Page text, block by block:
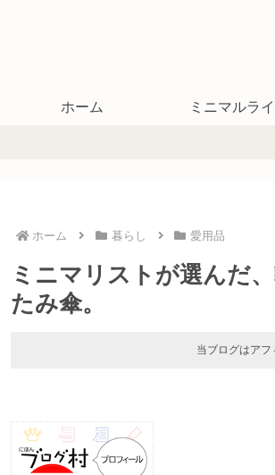
ホーム ミニマルラ
ホーム 暮らし 愛用品
ミニマリストが選んだ
たみ傘。
当ブログはア